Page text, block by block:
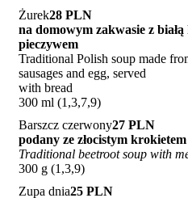
Żurek28 PLN
na domowym zakwasie z
pieczywem
Traditional Polish soup made
sausages and egg, served
with bread
300 ml (1,3,7,9)
Barszcz czerwony27 PLN
podany ze złocistym
Traditional beetroot soup with
300 g (1,3,9)
Zupa dnia25 PLN